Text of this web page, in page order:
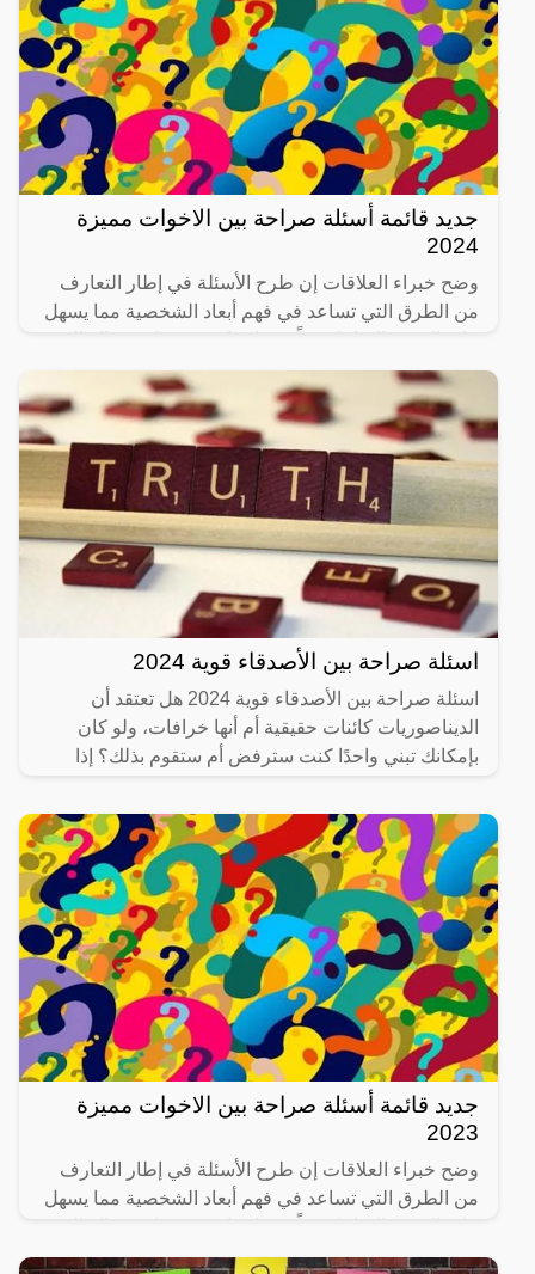
جديد قائمة أسئلة صراحة بين الاخوات مميزة
2024
وضح خبراء العلاقات إن طرح الأسئلة في إطار التعارف
من الطرق التي تساعد في فهم أبعاد الشخصية مما يسهل
من
اسئلة صراحة بين الأصدقاء قوية 2024
اسئلة صراحة بين الأصدقاء قوية 2024 هل تعتقد أن
الديناصوريات كائنات حقيقية أم أنها خرافات، ولو كان
بإمكانك تبني واحدًا كنت سترفض أم ستقوم بذلك؟ إذا
جديد قائمة أسئلة صراحة بين الاخوات مميزة
2023
وضح خبراء العلاقات إن طرح الأسئلة في إطار التعارف
من الطرق التي تساعد في فهم أبعاد الشخصية مما يسهل
من